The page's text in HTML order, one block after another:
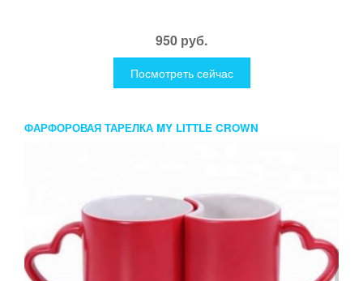
950 руб.
Посмотреть сейчас
ФАРФОРОВАЯ ТАРЕЛКА MY LITTLE CROWN